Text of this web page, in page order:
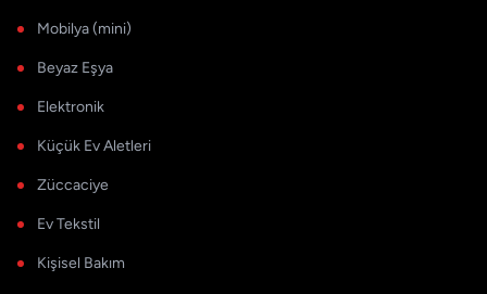
Mobilya (mini)
Beyaz Eşya
Elektronik
Küçük Ev Aletleri
Züccaciye
Ev Tekstil
Kişisel Bakım